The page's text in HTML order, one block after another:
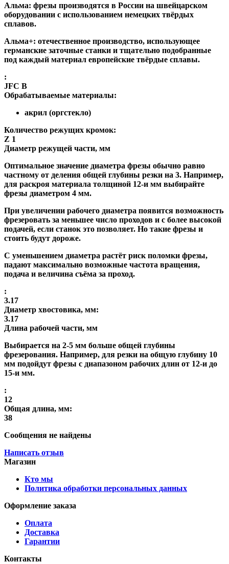
Альма: фрезы производятся в России на швейцарском
оборудовании с использованием немецких твёрдых
сплавов.
Альма+: отечественное производство, использующее
германские заточные станки и тщательно подобранные
под каждый материал европейские твёрдые сплавы.
:
JFC B
Обрабатываемые материалы:
акрил (оргстекло)
Количество режущих кромок:
Z 1
Диаметр режущей части, мм
Оптимальное значение диаметра фрезы обычно равно
частному от деления общей глубины резки на 3. Например,
для раскроя материала толщиной 12-и мм выбирайте
фрезы диаметром 4 мм.
При увеличении рабочего диаметра появится возможность
фрезеровать за меньшее число проходов и с более высокой
подачей, если станок это позволяет. Но такие фрезы и
стоить будут дороже.
С уменьшением диаметра растёт риск поломки фрезы,
падают максимально возможные частота вращения,
подача и величина съёма за проход.
:
3.17
Диаметр хвостовика, мм:
3.17
Длина рабочей части, мм
Выбирается на 2-5 мм больше общей глубины
фрезерования. Например, для резки на общую глубину 10
мм подойдут фрезы с диапазоном рабочих длин от 12-и до
15-и мм.
:
12
Общая длина, мм:
38
Сообщения не найдены
Написать отзыв
Магазин
Кто мы
Политика обработки персональных данных
Оформление заказа
Оплата
Доставка
Гарантии
Контакты